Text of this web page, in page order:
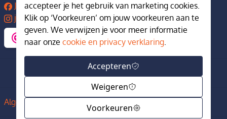
JustAnotherStore
justanotherstore.nl
Algemene voorwaarden Privacy en cookiebeleid
accepteer je het gebruik van marketing cookies.
Klik op ‘Voorkeuren’ om jouw voorkeuren aan te
geven. We verwijzen je voor meer informatie
naar onze cookie en privacy verklaring.
Accepteren
Weigeren
Voorkeuren